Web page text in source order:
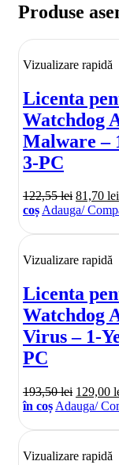
Produse
Vizualizare rapidă
Licenta
Watchdog
Malware –
3-PC
122,55lei 81,70 lei
coșAdauga/
Vizualizare rapidă
Licenta
Watchdog
Virus – 1-
PC
193,50lei 129,00
în coș Adauga/
Vizualizare rapidă